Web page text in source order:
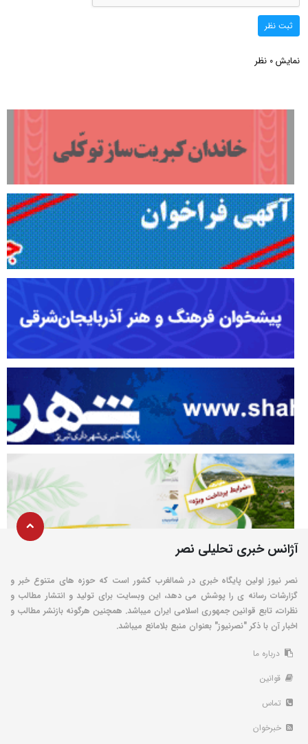
ثبت نظر
نمایش 0 نظر
آژانس خبری تحلیلی نصر
نصر نیوز اولین پایگاه خبری در شمالغرب کشور است که حوزه های متنوع خبر و
گزارشات رسانه ی را پوشش می دهد، این وبسایت برای تولید و انتشار مطالب و
نظرات، تابع قوانین جمهوری اسلامی ایران میباشد. همچنین هرگونه بازنشر مطالب و
اخبار آن با ذکر "نصرنیوز" بعنوان منبع بلامانع میباشد.
درباره ما
قوانین
تماس
خبرخوان